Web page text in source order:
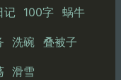
记 100字 蜗牛
洗碗 叠被子
滑雪